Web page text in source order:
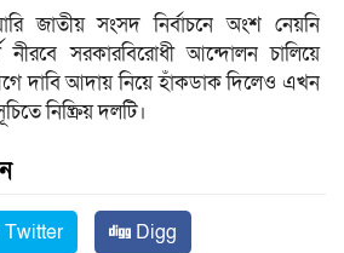
জাতীয় সংসদ নির্বাচনে অংশ নেয়নি
নীরবে সরকারবিরোধী আন্দোলন চালিয়ে
দাবি আদায় নিয়ে হাঁকডাক দিলেও এখন
নিষ্ক্রিয় দলটি।
Twitter
Digg